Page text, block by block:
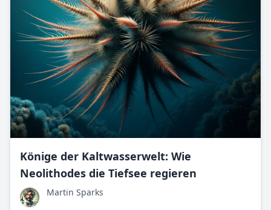
Könige der Kaltwasserwelt: Wie
Neolithodes die Tiefsee regieren
Martin Sparks